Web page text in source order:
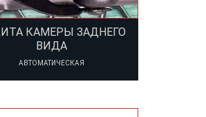
КАМЕРЫ ЗАДНЕГО
ВИДА
АВТОМАТИЧЕСКАЯ